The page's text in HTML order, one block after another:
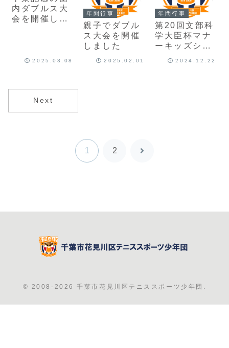
内ダブルス大
会を開催しま
2025.03.08
年間行事
親子でダブル
ス大会を開催
しました
2025.02.01
年間行事
第20回文部科
学大臣杯マナ
ーキッズショ
2024.12.22
Next
1 2
次
© 2008-2026 千葉市花見川区テニススポーツ少年団.